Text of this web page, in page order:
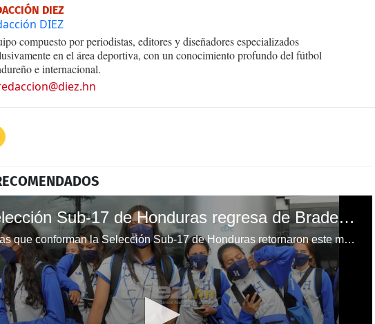
DIEZ
DIEZ
compuesto por periodistas, editores y diseñadores especializados
en el área deportiva, con un conocimiento profundo del fútbol
e internacional.
La Selección Sub-17 de Honduras regresa de Bradenton con el boleto al premundial en mano
Las chicas que conforman la Selección Sub-17 de Honduras retornaron este martes de Florida tras conquistar la clasificación al premundial de Concacaf.